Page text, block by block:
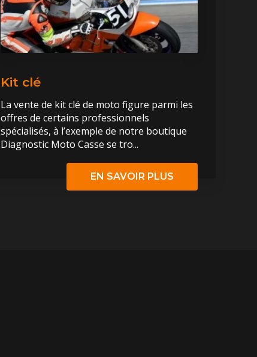
Kit clé
La vente de kit clé de moto figure parmi les
offres de certains professionnels
spécialisés, à l’exemple de notre boutique
Diagnostic Moto Casse se tro...
EN SAVOIR PLUS